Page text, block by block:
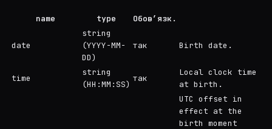
name type Обов’язк.
date
string
(YYYY-MM-
DD)
так Birth date.
time
string
(HH:MM:SS)
так
Local clock time
at birth.
UTC offset in
effect at the
birth moment